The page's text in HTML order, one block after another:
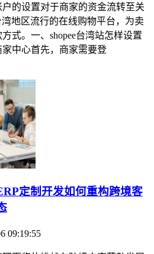
的设置对于商家的资金流转至关
湾地区流行的在线购物平台，为卖
式。一、shopee台湾站怎样设置
中心首先，商家需要登
定制开发如何重构跨境客
09:19:55